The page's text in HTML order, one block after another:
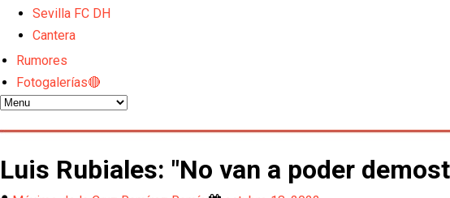
Sevilla FC DH
Cantera
Rumores
Fotogalerías🔴
Luis Rubiales: "No van a poder